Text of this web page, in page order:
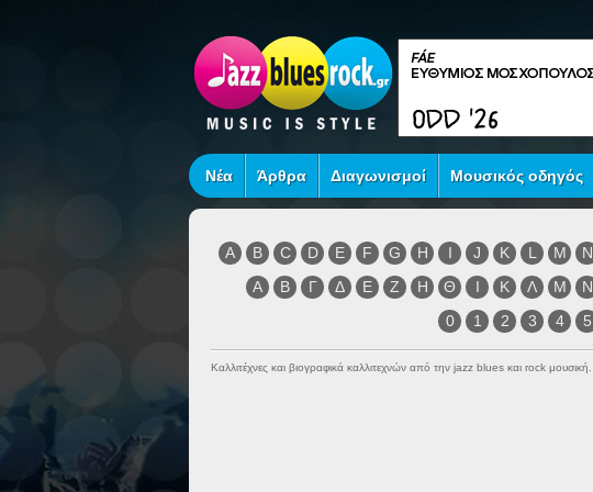
Νέα Άρθρα Διαγωνισμοί Μουσικός οδηγός
A B C D E F G H I J K L M N
Α
Β Γ Δ Ε Ζ Η Θ Ι Κ Λ Μ Ν
0
1 2 3 4 5
Καλλιτέχνες και βιογραφικά καλλιτεχνών από την jazz blues και rock μουσική.